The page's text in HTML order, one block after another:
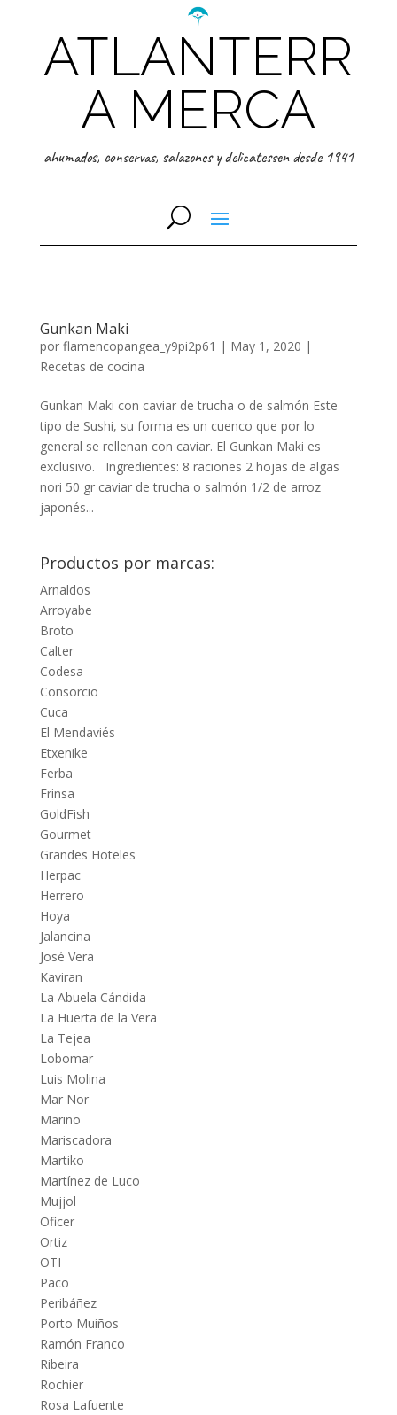
ATLANTERR
A MERCA
ahumados, conservas, salazones y delicatessen desde 1941
Gunkan Maki
por flamencopangea_y9pi2p61 | May 1, 2020 |
Recetas de cocina
Gunkan Maki con caviar de trucha o de salmón Este
tipo de Sushi, su forma es un cuenco que por lo
general se rellenan con caviar. El Gunkan Maki es
exclusivo. Ingredientes: 8 raciones 2 hojas de algas
nori 50 gr caviar de trucha o salmón 1/2 de arroz
japonés...
Productos por marcas:
Arnaldos
Arroyabe
Broto
Calter
Codesa
Consorcio
Cuca
El Mendaviés
Etxenike
Ferba
Frinsa
GoldFish
Gourmet
Grandes Hoteles
Herpac
Herrero
Hoya
Jalancina
José Vera
Kaviran
La Abuela Cándida
La Huerta de la Vera
La Tejea
Lobomar
Luis Molina
Mar Nor
Marino
Mariscadora
Martiko
Martínez de Luco
Mujjol
Oficer
Ortiz
OTI
Paco
Peribáñez
Porto Muiños
Ramón Franco
Ribeira
Rochier
Rosa Lafuente